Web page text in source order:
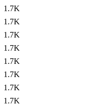
1.7K
1.7K
1.7K
1.7K
1.7K
1.7K
1.7K
1.7K